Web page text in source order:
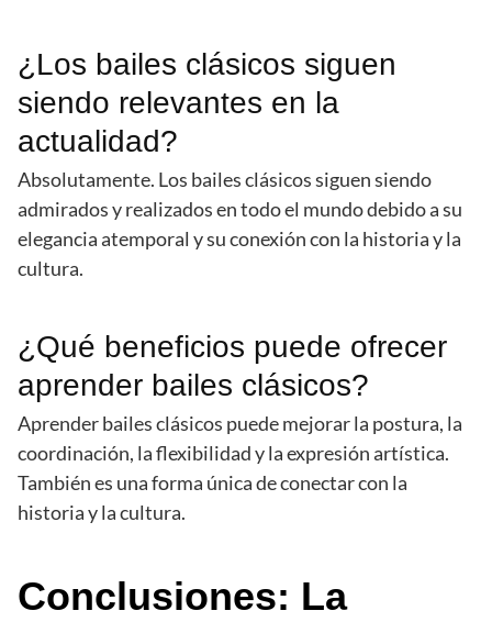
¿Los bailes clásicos siguen
siendo relevantes en la
actualidad?
Absolutamente. Los bailes clásicos siguen siendo
admirados y realizados en todo el mundo debido a su
elegancia atemporal y su conexión con la historia y la
cultura.
¿Qué beneficios puede ofrecer
aprender bailes clásicos?
Aprender bailes clásicos puede mejorar la postura, la
coordinación, la flexibilidad y la expresión artística.
También es una forma única de conectar con la
historia y la cultura.
Conclusiones: La